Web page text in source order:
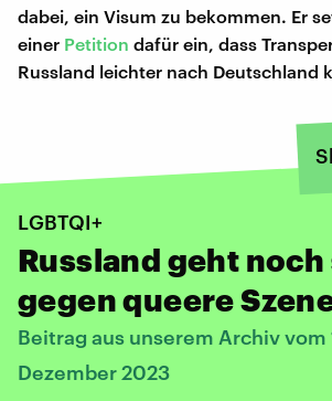
dabei, ein Visum zu bekommen. Er
einer Petition dafür ein, dass
Russland leichter nach Deutschland
LGBTQI+
Russland geht
gegen queere
Beitrag aus unserem Archiv vom
Dezember 2023